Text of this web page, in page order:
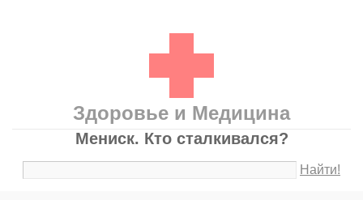
Здоровье и Медицина
Мениск. Кто сталкивался?
Найти!